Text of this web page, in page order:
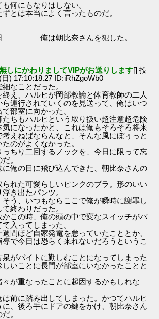
何にもなりはしない。
とは本当によく言ったものだ。
―――――俺は朝比奈さんを犯した。
しにかわりましてVIPがお送りします[] 投
) 17:10:18.27 ID:iRhZgoWb0
なことだった。
え、ハルヒが岡部教諭と体育教師の二人
ら連行されていくのを見送って、俺はいつ
部室に向かった。
ちもハルヒという取り扱い超注意超危険
気になったかと、これは俺もそろそろ将来
えねばならんなと、そんな風にぼぅっと
のがよくなかった。
ちり二回するノックを、今日に限って忘
。
俺の目に飛び込んできた、朝比奈さんの
れた可愛らしいピンクのブラ。形のいい
き出たパンツ。
う、いつもならここで俺が瞬時に謝罪し
終わりだった。
この時、俺の頭の中で変なスイッチがバ
入ってしまった。
間ほど自家発電を怠っていたこととか、
で今日は恐らく来れないだろうというこ
がバイトに勤しむことになってしまった
しいことに長門が部室にいなかったことと
が重なったことに起因するかもしれな
前に踏み出してしまった。かつてハルヒ
に、後ろ手にドアの鍵をかけ、朝比奈さん
。